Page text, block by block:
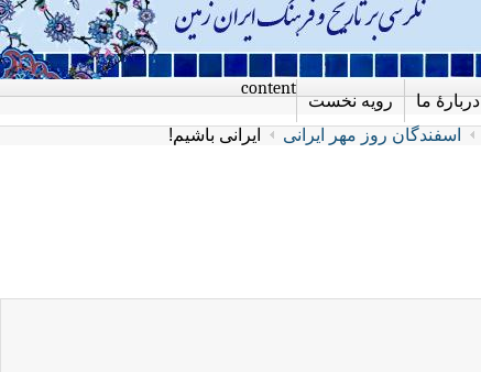
رویه نخست دربارهٔ ما
content
اسفندگان روز مهر ایرانی ایرانی باشیم!